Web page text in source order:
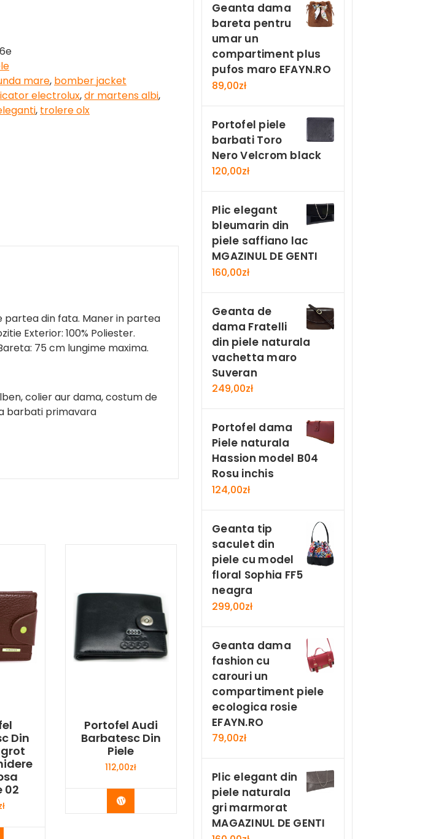
mare, bomber jacket
electrolux,dr martens albi,
, trolere olx
partea din fata. Maner in partea
Exterior: 100% Poliester.
75 cm lungime maxima.
colier aur dama, costum de
barbati primavara
Din
02
Portofel Audi
Barbatesc Din
Piele
112,00zł
Buy Now
Geanta dama
bareta pentru
umar un
compartiment plus
pufos maro EFAYN.RO
89,00zł
Portofel piele
barbati Toro
Nero Velcrom black
120,00zł
Plic elegant
bleumarin din
piele saffiano lac
MGAZINUL DE GENTI
160,00zł
Geanta de
dama Fratelli
din piele naturala
vachetta maro
Suveran
249,00zł
Portofel dama
Piele naturala
Hassion model B04
Rosu inchis
124,00zł
Geanta tip
saculet din
piele cu model
floral Sophia FF5
neagra
299,00zł
Geanta dama
fashion cu
carouri un
compartiment piele
ecologica rosie
EFAYN.RO
79,00zł
Plic elegant din
piele naturala
gri marmorat
MAGAZINUL DE GENTI